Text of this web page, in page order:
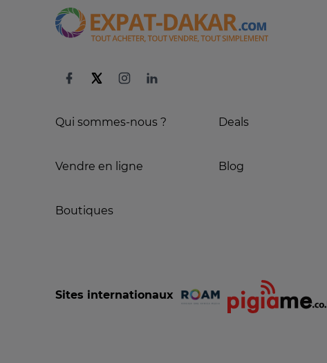
Qui sommes-nous ?
Vendre en ligne
Boutiques
Deals
Blog
Sites internationaux